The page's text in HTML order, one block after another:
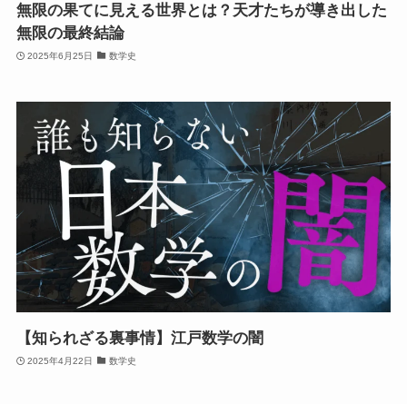
無限の果てに見える世界とは？天才たちが導き出した
無限の最終結論
2025年6月25日 数学史
【知られざる裏事情】江戸数学の闇
2025年4月22日 数学史